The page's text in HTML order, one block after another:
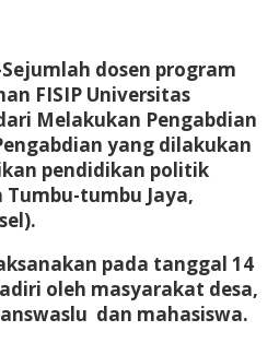
Sejumlah dosen program
FISIP Universitas
Melakukan Pengabdian
yang dilakukan
pendidikan politik
Tumbu-tumbu Jaya,
pada tanggal 14
oleh masyarakat desa,
dan mahasiswa.